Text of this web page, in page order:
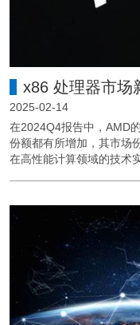
x86 处理器市场
2025-02-14
在2024Q4报告中，AMD
份额都有所增加，其市场
在高性能计算领域的技术